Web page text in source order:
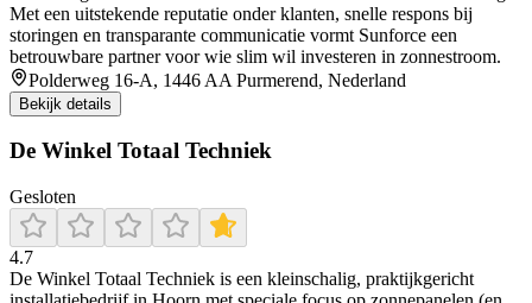
Met een uitstekende reputatie onder klanten, snelle respons bij
storingen en transparante communicatie vormt Sunforce een
betrouwbare partner voor wie slim wil investeren in zonnestroom.
Polderweg 16-A, 1446 AA Purmerend, Nederland
Bekijk details
De Winkel Totaal Techniek
Gesloten
4.7
De Winkel Totaal Techniek is een kleinschalig, praktijkgericht